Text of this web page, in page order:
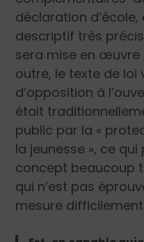
déclaration
descriptif très
sera mise en œuvre
outre, le texte de
d’opposition à
était
public par la «
la jeunesse », ce
concept beaucoup
qui n’est pas
mesure